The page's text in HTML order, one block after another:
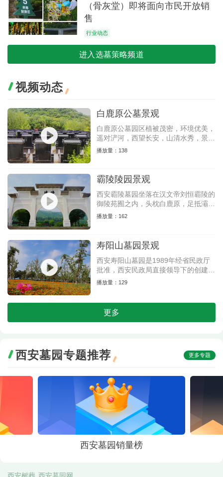
（骨灰堂）即将面向市民开放销
售
行业动态
进入选墓策略频道
视频动态
白鹿原公墓景观
白鹿原公墓园区植被茂密，环境优美，
遥对浐河，西望长安，山清水秀，景色
宜人，湖面镜开，水波粼粼光树影，随
播放量：138
霸陵陵园景观
西安霸陵墓园坐落在汉文帝刘恒霸陵的
御陵苑囿之内，头枕白鹿原，足抵灞河
水，依缓缓的塬势而建，坐南向北，气
播放量：162
寿阳山墓园景观
西安寿阳山墓园是1989年经省民政厅
批准，西安民政局直接领导下的创建的
永久性墓园。位于西安东南郊的鲸鱼沟
播放量：129
更多
西安墓园专题推荐 更多专题
西安墓园销量榜